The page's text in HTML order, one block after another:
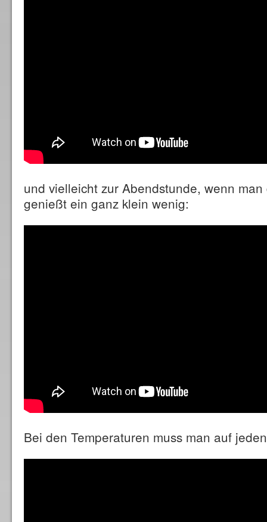
und vielleicht zur Abendstunde, wenn
genießt ein ganz klein wenig:
Bei den Temperaturen muss man auf